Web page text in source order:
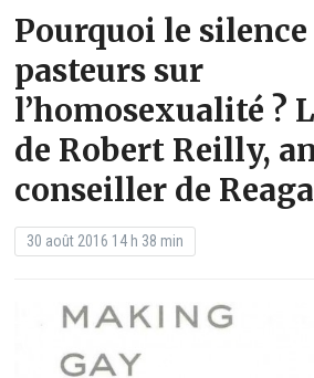
Pourquoi le silence
pasteurs sur
l’homosexualité ?
de Robert Reilly,
conseiller de
30 août 2016 14 h 38 min